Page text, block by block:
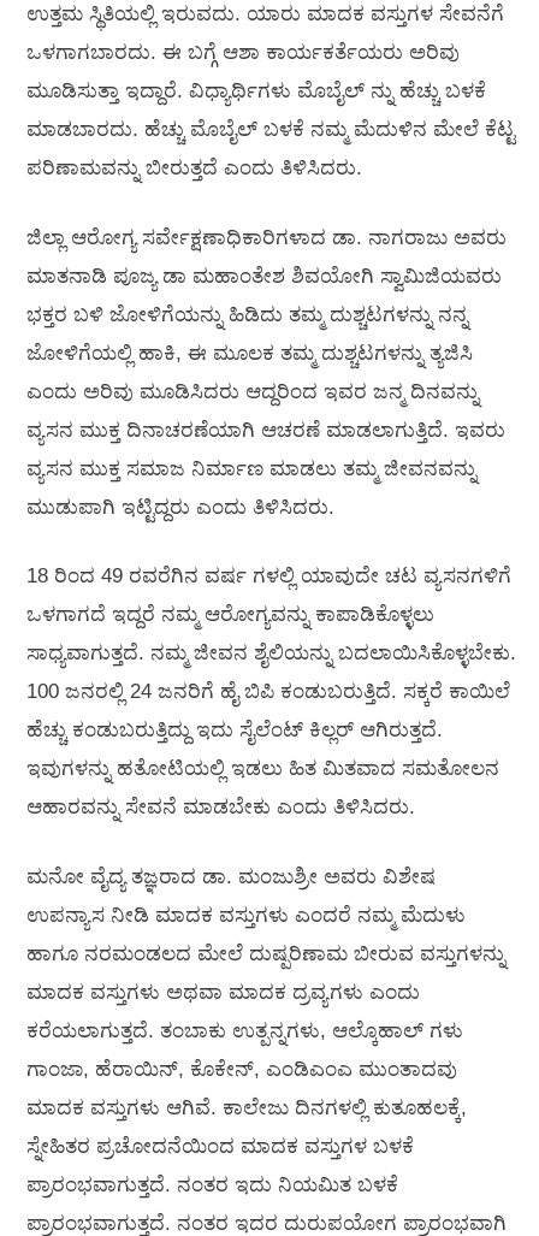
ಉತ್ತಮ ಸ್ಥಿತಿಯಲ್ಲಿ ಇರುವದು. ಯಾರು ಮಾದಕ ವಸ್ತುಗಳ ಸೇವನೆಗೆ
ಒಳಗಾಗಬಾರದು. ಈ ಬಗ್ಗೆ ಆಶಾ ಕಾರ್ಯಕರ್ತೆಯರು ಅರಿವು
ಮೂಡಿಸುತ್ತಾ ಇದ್ದಾರೆ. ವಿಧ್ಯಾರ್ಥಿಗಳು ಮೊಬೈಲ್ ನ್ನು ಹೆಚ್ಚು ಬಳಕೆ
ಮಾಡಬಾರದು. ಹೆಚ್ಚು ಮೊಬೈಲ್ ಬಳಕೆ ನಮ್ಮ ಮೆದುಳಿನ ಮೇಲೆ ಕೆಟ್ಟ
ಪರಿಣಾಮವನ್ನು ಬೀರುತ್ತದೆ ಎಂದು ತಿಳಿಸಿದರು.
ಜಿಲ್ಲಾ ಆರೋಗ್ಯ ಸರ್ವೇಕ್ಷಣಾಧಿಕಾರಿಗಳಾದ ಡಾ. ನಾಗರಾಜು ಅವರು
ಮಾತನಾಡಿ ಪೂಜ್ಯ ಡಾ ಮಹಾಂತೇಶ ಶಿವಯೋಗಿ ಸ್ವಾಮಿಜಿಯವರು
ಭಕ್ತರ ಬಳಿ ಜೋಳಿಗೆಯನ್ನು ಹಿಡಿದು ತಮ್ಮ ದುಶ್ಚಟಗಳನ್ನು ನನ್ನ
ಜೋಳಿಗೆಯಲ್ಲಿ ಹಾಕಿ, ಈ ಮೂಲಕ ತಮ್ಮ ದುಶ್ಚಟಗಳನ್ನು ತ್ಯಜಿಸಿ
ಎಂದು ಅರಿವು ಮೂಡಿಸಿದರು ಆದ್ದರಿಂದ ಇವರ ಜನ್ಮ ದಿನವನ್ನು
ವ್ಯಸನ ಮುಕ್ತ ದಿನಾಚರಣೆಯಾಗಿ ಆಚರಣೆ ಮಾಡಲಾಗುತ್ತಿದೆ. ಇವರು
ವ್ಯಸನ ಮುಕ್ತ ಸಮಾಜ ನಿರ್ಮಾಣ ಮಾಡಲು ತಮ್ಮ ಜೀವನವನ್ನು
ಮುಡುಪಾಗಿ ಇಟ್ಟಿದ್ದರು ಎಂದು ತಿಳಿಸಿದರು.
18 ರಿಂದ 49 ರವರೆಗಿನ ವರ್ಷ ಗಳಲ್ಲಿ ಯಾವುದೇ ಚಟ ವ್ಯಸನಗಳಿಗೆ
ಒಳಗಾಗದೆ ಇದ್ದರೆ ನಮ್ಮ ಆರೋಗ್ಯವನ್ನು ಕಾಪಾಡಿಕೊಳ್ಳಲು
ಸಾಧ್ಯವಾಗುತ್ತದೆ. ನಮ್ಮ ಜೀವನ ಶೈಲಿಯನ್ನು ಬದಲಾಯಿಸಿಕೊಳ್ಳಬೇಕು.
100 ಜನರಲ್ಲಿ 24 ಜನರಿಗೆ ಹೈ ಬಿಪಿ ಕಂಡುಬರುತ್ತಿದೆ. ಸಕ್ಕರೆ ಕಾಯಿಲೆ
ಹೆಚ್ಚು ಕಂಡುಬರುತ್ತಿದ್ದು ಇದು ಸೈಲೆಂಟ್ ಕಿಲ್ಲರ್ ಆಗಿರುತ್ತದೆ.
ಇವುಗಳನ್ನು ಹತೋಟಿಯಲ್ಲಿ ಇಡಲು ಹಿತ ಮಿತವಾದ ಸಮತೋಲನ
ಆಹಾರವನ್ನು ಸೇವನೆ ಮಾಡಬೇಕು ಎಂದು ತಿಳಿಸಿದರು.
ಮನೋ ವೈದ್ಯ ತಜ್ಞರಾದ ಡಾ. ಮಂಜುಶ್ರೀ ಅವರು ವಿಶೇಷ
ಉಪನ್ಯಾಸ ನೀಡಿ ಮಾದಕ ವಸ್ತುಗಳು ಎಂದರೆ ನಮ್ಮ ಮೆದುಳು
ಹಾಗೂ ನರಮಂಡಲದ ಮೇಲೆ ದುಷ್ಪರಿಣಾಮ ಬೀರುವ ವಸ್ತುಗಳನ್ನು
ಮಾದಕ ವಸ್ತುಗಳು ಅಥವಾ ಮಾದಕ ದ್ರವ್ಯಗಳು ಎಂದು
ಕರೆಯಲಾಗುತ್ತದೆ. ತಂಬಾಕು ಉತ್ಪನ್ನಗಳು, ಆಲ್ಕೊಹಾಲ್ ಗಳು
ಗಾಂಜಾ, ಹೆರಾಯಿನ್, ಕೊಕೇನ್, ಎಂಡಿಎಂಎ ಮುಂತಾದವು
ಮಾದಕ ವಸ್ತುಗಳು ಆಗಿವೆ. ಕಾಲೇಜು ದಿನಗಳಲ್ಲಿ ಕುತೂಹಲಕ್ಕೆ,
ಸ್ನೇಹಿತರ ಪ್ರಚೋದನೆಯಿಂದ ಮಾದಕ ವಸ್ತುಗಳ ಬಳಕೆ
ಪ್ರಾರಂಭವಾಗುತ್ತದೆ. ನಂತರ ಇದು ನಿಯಮಿತ ಬಳಕೆ
ಪ್ರಾರಂಭವಾಗುತ್ತದೆ. ನಂತರ ಇದರ ದುರುಪಯೋಗ ಪ್ರಾರಂಭವಾಗಿ